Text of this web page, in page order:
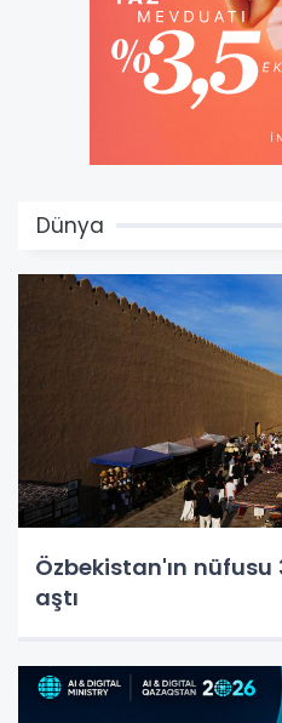
Dünya
Özbekistan'ın
aştı